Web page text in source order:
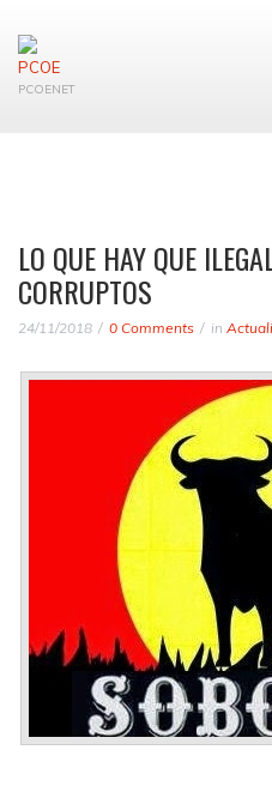
PCOENET
LO QUE HAY QUE
CORRUPTOS
24/11/2018 0 Comments in